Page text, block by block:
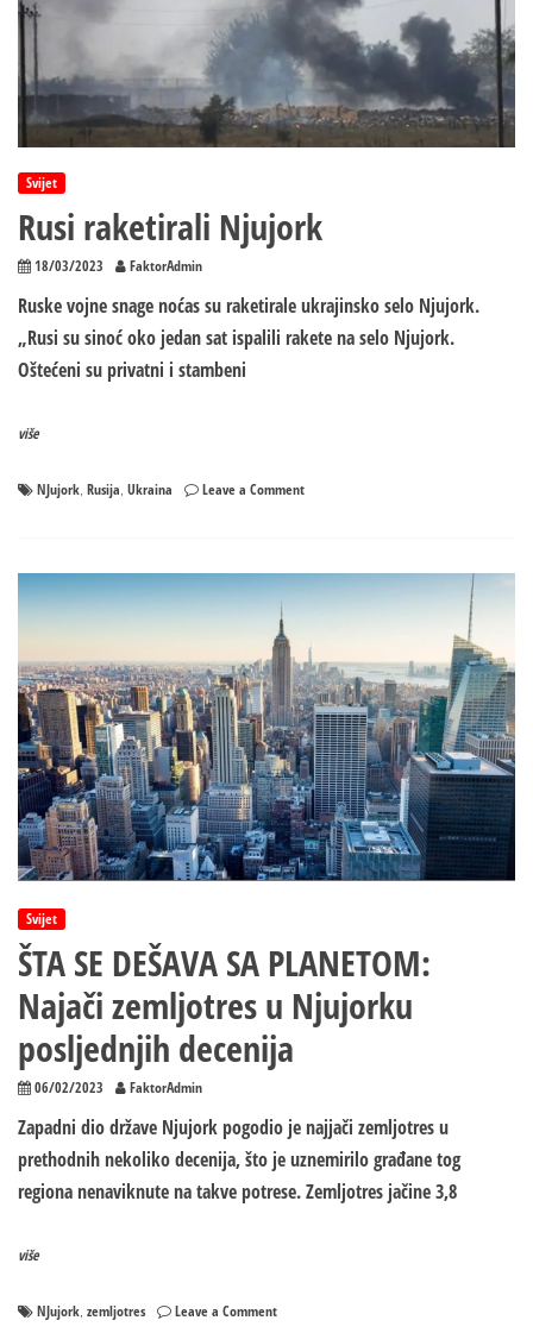
Svijet
Rusi raketirali Njujork
18/03/2023 FaktorAdmin
Ruske vojne snage noćas su raketirale ukrajinsko selo Njujork.
„Rusi su sinoć oko jedan sat ispalili rakete na selo Njujork.
Oštećeni su privatni i stambeni
više
NJujork Rusija Ukraina Leave a Commenton
Svijet
ŠTA SE DEŠAVA SA PLANETOM:
Najači zemljotres u Njujorku
posljednjih decenija
06/02/2023 FaktorAdmin
Zapadni dio države Njujork pogodio je najjači zemljotres u
prethodnih nekoliko decenija, što je uznemirilo građane tog
regiona nenaviknute na takve potrese. Zemljotres jačine 3,8
više
NJujork zemljotres Leave a Commenton